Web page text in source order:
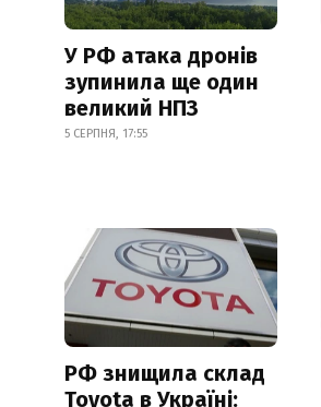
У РФ атака дронів
зупинила ще один
великий НПЗ
5 СЕРПНЯ, 17:55
РФ знищила склад
Toyota в Україні: